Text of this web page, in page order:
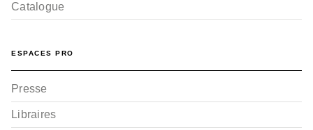
Catalogue
ESPACES PRO
Presse
Libraires